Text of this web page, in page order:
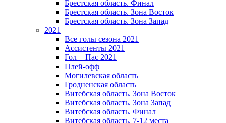
Брестская область. Финал
Брестская область. Зона Восток
Брестская область. Зона Запад
2021
Все голы сезона 2021
Ассистенты 2021
Гол + Пас 2021
Плей-офф
Могилевская область
Гродненская область
Витебская область. Зона Восток
Витебская область. Зона Запад
Витебская область. Финал
Витебская область. 7-12 места